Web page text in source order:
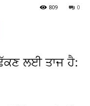
0
809
ਲਈ ਤਾਜ ਹੈ: